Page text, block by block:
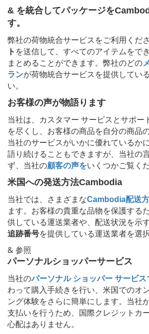
& を統合してパッケージを
す。
弊社の荷物統合サービスをご利用くださ
ト を送信して、すべてのアイテムをで
まとめることができます。弊社のどの
ランが荷物統合サービスを提供してい
い。
お客様の声が物語ります
当社は、カスタマー サービスとサポー
を尽くし、お客様の商品を自分の商品
当社のサービスがいかに優れているか
語り続けることもできますが、当社の
ず、当社の顧客の声をいくつかご覧く
米国への発送方法Cambodia
当社では、さまざまなCambodia配送
ます。お客様の貴重な品物を保護する
供している運送業者や、配送状況を示
追跡番号を提供している運送業者を選
& 参照
パーソナルショッパーサービス
当社のパーソナル ショッパー サービス
わって購入手続きを行い、米国でのオ
ング体験をさらに簡単にします。当社
支払いを行うため、国際クレジットカ
心配はありません。